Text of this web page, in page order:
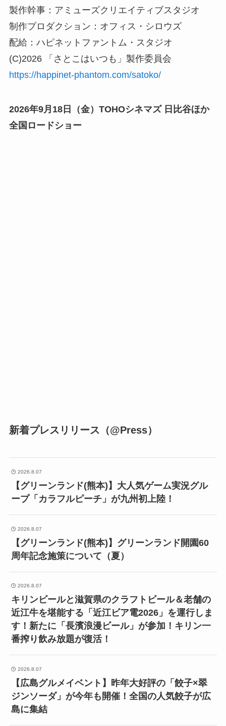
製作幹事：アミューズクリエイティブスタジオ
制作プロダクション：オフィス・シロウズ
配給：ハピネットファントム・スタジオ
(C)2026 「さとこはいつも」製作委員会
https://happinet-phantom.com/satoko/
2026年9月18日（金）TOHOシネマズ 日比谷ほか
全国ロードショー
新着プレスリリース（@Press）
2026.8.07
【グリーンランド(熊本)】大人気ゲーム実況グル
ープ「カラフルピーチ」が九州初上陸！
2026.8.07
【グリーンランド(熊本)】グリーンランド開園60
周年記念施策について（夏）
2026.8.07
キリンビールと滋賀県のクラフトビール＆老舗の
近江牛を堪能する「近江ビア電2026」を運行しま
す！新たに「長濱浪漫ビール」が参加！キリン一
番搾り飲み放題が復活！
2026.8.07
【広島グルメイベント】昨年大好評の「餃子×翠
ジンソーダ」が今年も開催！全国の人気餃子が広
島に集結